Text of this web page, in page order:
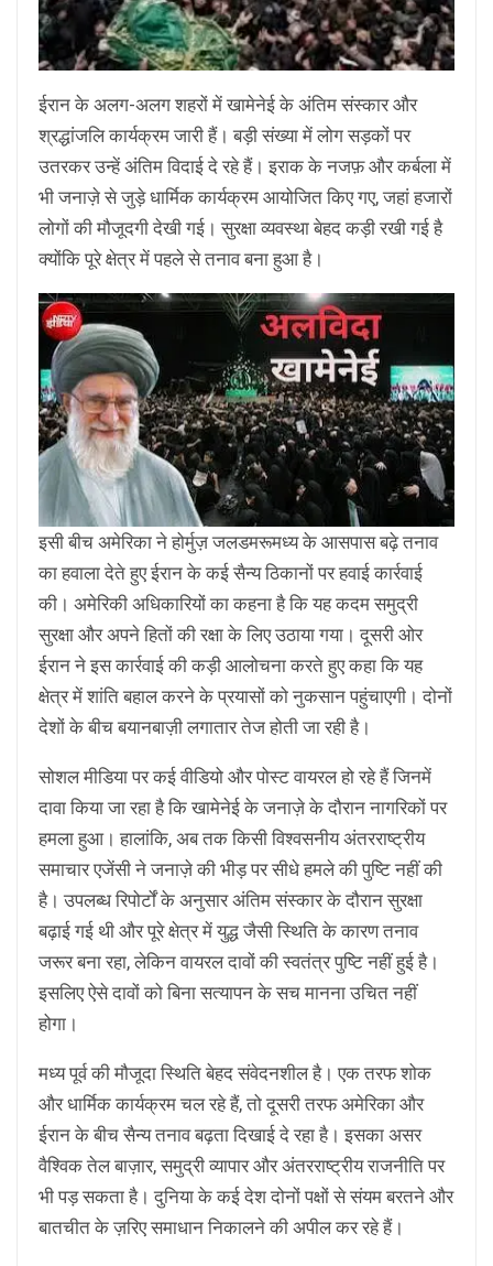
ईरान के अलग-अलग शहरों में खामेनेई के अंतिम संस्कार और
श्रद्धांजलि कार्यक्रम जारी हैं। बड़ी संख्या में लोग सड़कों पर
उतरकर उन्हें अंतिम विदाई दे रहे हैं। इराक के नजफ़ और कर्बला में
भी जनाज़े से जुड़े धार्मिक कार्यक्रम आयोजित किए गए, जहां हजारों
लोगों की मौजूदगी देखी गई। सुरक्षा व्यवस्था बेहद कड़ी रखी गई है
क्योंकि पूरे क्षेत्र में पहले से तनाव बना हुआ है।
इसी बीच अमेरिका ने होर्मुज़ जलडमरूमध्य के आसपास बढ़े तनाव
का हवाला देते हुए ईरान के कई सैन्य ठिकानों पर हवाई कार्रवाई
की। अमेरिकी अधिकारियों का कहना है कि यह कदम समुद्री
सुरक्षा और अपने हितों की रक्षा के लिए उठाया गया। दूसरी ओर
ईरान ने इस कार्रवाई की कड़ी आलोचना करते हुए कहा कि यह
क्षेत्र में शांति बहाल करने के प्रयासों को नुकसान पहुंचाएगी। दोनों
देशों के बीच बयानबाज़ी लगातार तेज होती जा रही है।
सोशल मीडिया पर कई वीडियो और पोस्ट वायरल हो रहे हैं जिनमें
दावा किया जा रहा है कि खामेनेई के जनाज़े के दौरान नागरिकों पर
हमला हुआ। हालांकि, अब तक किसी विश्वसनीय अंतरराष्ट्रीय
समाचार एजेंसी ने जनाज़े की भीड़ पर सीधे हमले की पुष्टि नहीं की
है। उपलब्ध रिपोर्टों के अनुसार अंतिम संस्कार के दौरान सुरक्षा
बढ़ाई गई थी और पूरे क्षेत्र में युद्ध जैसी स्थिति के कारण तनाव
जरूर बना रहा, लेकिन वायरल दावों की स्वतंत्र पुष्टि नहीं हुई है।
इसलिए ऐसे दावों को बिना सत्यापन के सच मानना उचित नहीं
होगा।
मध्य पूर्व की मौजूदा स्थिति बेहद संवेदनशील है। एक तरफ शोक
और धार्मिक कार्यक्रम चल रहे हैं, तो दूसरी तरफ अमेरिका और
ईरान के बीच सैन्य तनाव बढ़ता दिखाई दे रहा है। इसका असर
वैश्विक तेल बाज़ार, समुद्री व्यापार और अंतरराष्ट्रीय राजनीति पर
भी पड़ सकता है। दुनिया के कई देश दोनों पक्षों से संयम बरतने और
बातचीत के ज़रिए समाधान निकालने की अपील कर रहे हैं।